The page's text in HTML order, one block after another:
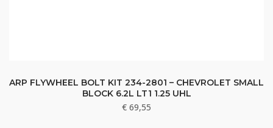
ARP FLYWHEEL BOLT KIT 234-2801 – CHEVROLET SMALL
BLOCK 6.2L LT1 1.25 UHL
€ 69,55